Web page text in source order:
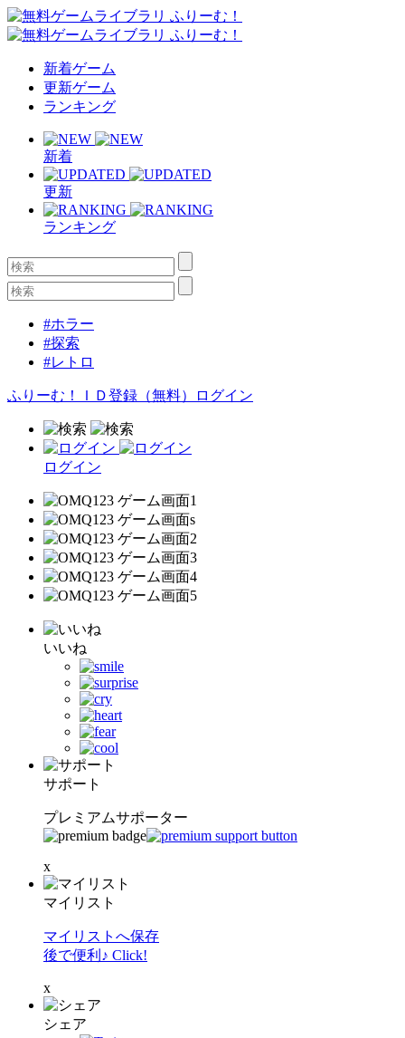
新着ゲーム
更新ゲーム
ランキング
新着
更新
ランキング
#ホラー
#探索
#レトロ
ふりーむ！ＩＤ登録（無料） ログイン
ログイン
いいね
サポート
プレミアムサポーター
x
マイリスト
マイリストへ保存
後で便利♪ Click!
x
シェア